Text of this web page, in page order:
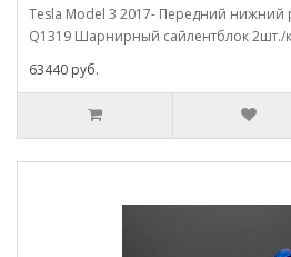
Tesla Model 3 2017- Передний нижний
Q1319 Шарнирный сайлентблок 2шт./
63440 руб.